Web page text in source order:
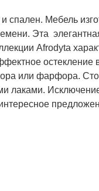
спален. Мебель
Эта
Afrodyta
остекление
или фарфора.
лаками.